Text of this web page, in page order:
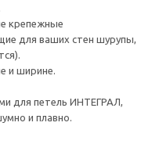
крепежные
для ваших стен шурупы,
и ширине.
для петель ИНТЕГРАЛ,
и плавно.